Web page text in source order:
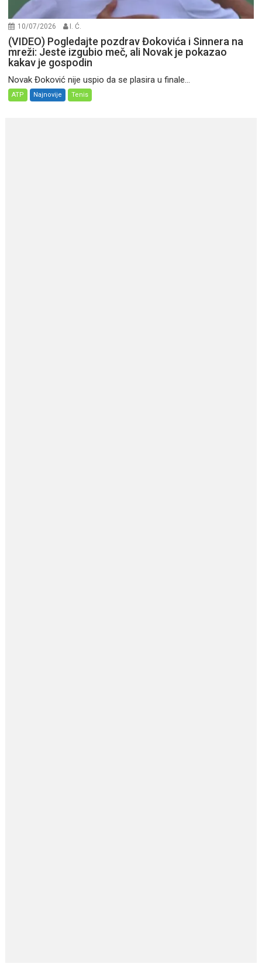
10/07/2026 I. Ć.
(VIDEO) Pogledajte pozdrav Đokovića i Sinnera na
mreži: Jeste izgubio meč, ali Novak je pokazao
kakav je gospodin
Novak Đoković nije uspio da se plasira u finale...
ATP Najnovije Tenis